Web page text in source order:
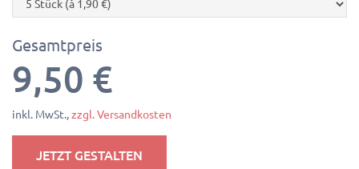
Gesamtpreis
9,50 €
inkl. MwSt.,zzgl. Versandkosten
JETZT GESTALTEN